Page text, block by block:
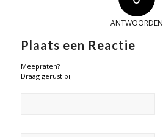
ANTWOORDEN
Plaats een Reactie
Meepraten?
Draag gerust bij!